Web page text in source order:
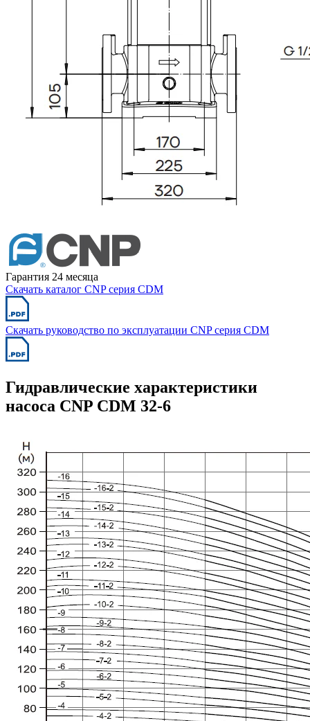
Гарантия 24 месяца
Скачать каталог CNP серия CDM
Скачать руководство по эксплуатации CNP серия CDM
Гидравлические характеристики
насоса CNP CDM 32-6